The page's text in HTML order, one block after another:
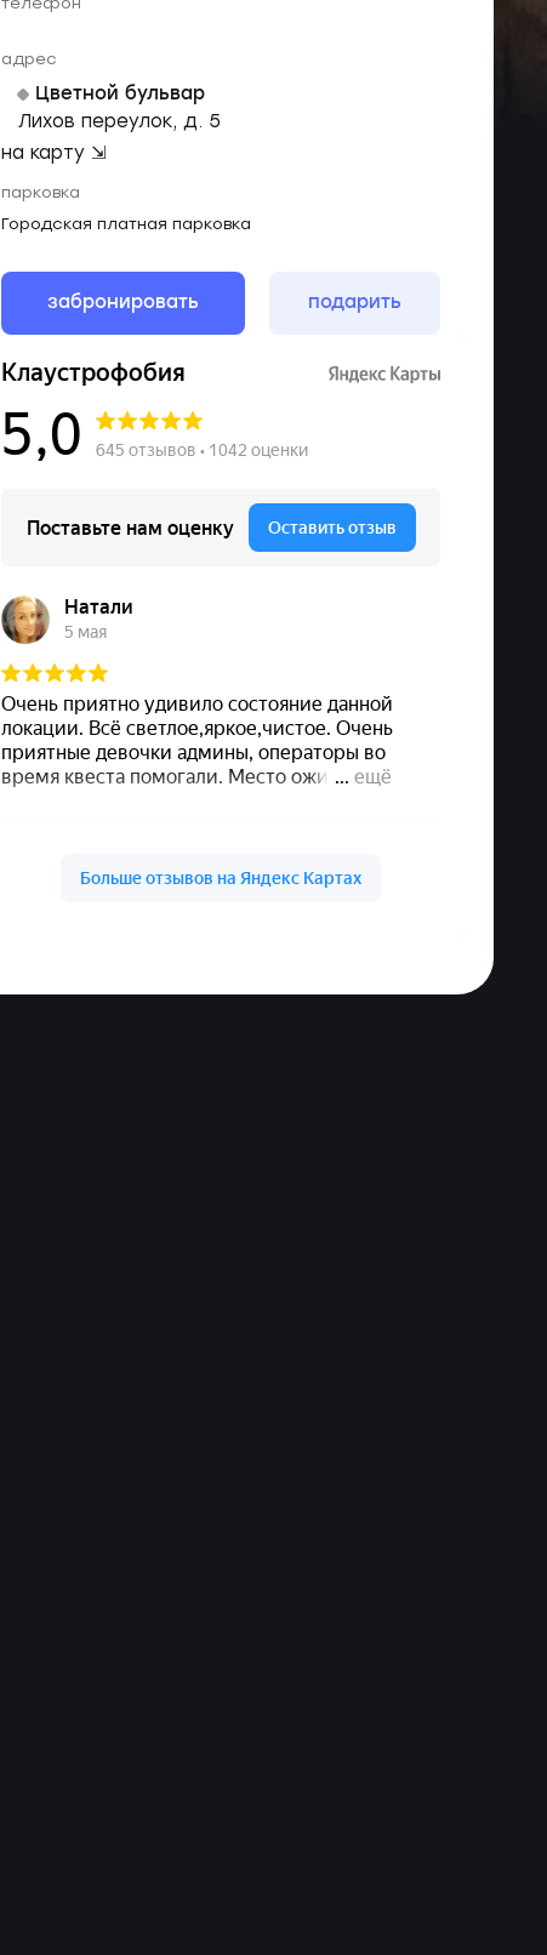
адрес
Цветной бульвар
Лихов переулок, д. 5
на карту ⇲
парковка
Городская платная парковка
забронировать подарить